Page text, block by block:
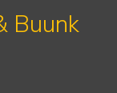
Buunk